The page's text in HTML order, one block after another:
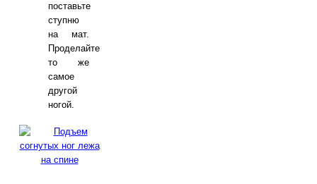
поставьте
ступню
на мат.
Проделайте
то же
самое
другой
ногой.